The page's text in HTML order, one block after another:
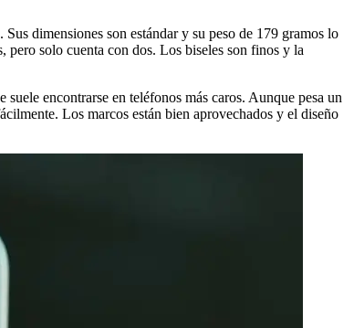
. Sus dimensiones son estándar y su peso de 179 gramos lo
pero solo cuenta con dos. Los biseles son finos y la
encontrarse en teléfonos más caros. Aunque pesa un
Los marcos están bien aprovechados y el diseño